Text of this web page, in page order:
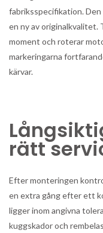
fabriksspecifikation. Den
en ny av originalkvalitet.
moment och roterar
markeringarna
kärvar.
rätt
Efter monteringen
en extra gång efter ett
ligger inom angivna
kuggskador och